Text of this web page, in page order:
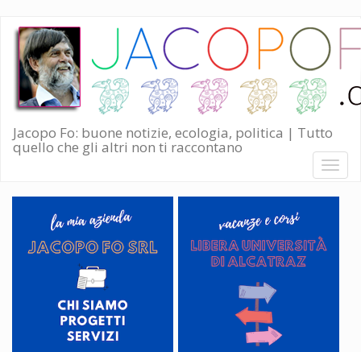
Salta
contenuto
principale
Jacopo Fo: buone notizie, ecologia, politica | Tutto
quello che gli altri non ti raccontano
Toggle